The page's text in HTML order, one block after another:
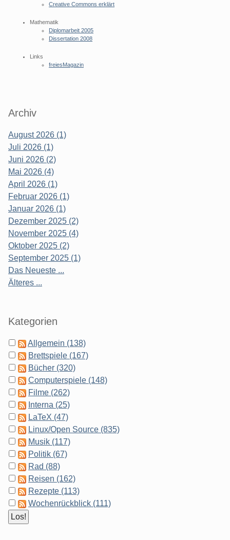
Creative Commons erklärt
Mathematik
Diplomarbeit 2005
Dissertation 2008
Links
freiesMagazin
Archiv
August 2026 (1)
Juli 2026 (1)
Juni 2026 (2)
Mai 2026 (4)
April 2026 (1)
Februar 2026 (1)
Januar 2026 (1)
Dezember 2025 (2)
November 2025 (4)
Oktober 2025 (2)
September 2025 (1)
Das Neueste ...
Älteres ...
Kategorien
Allgemein (138)
Brettspiele (167)
Bücher (320)
Computerspiele (148)
Filme (262)
Interna (25)
LaTeX (47)
Linux/Open Source (835)
Musik (117)
Politik (67)
Rad (88)
Reisen (162)
Rezepte (113)
Wochenrückblick (111)